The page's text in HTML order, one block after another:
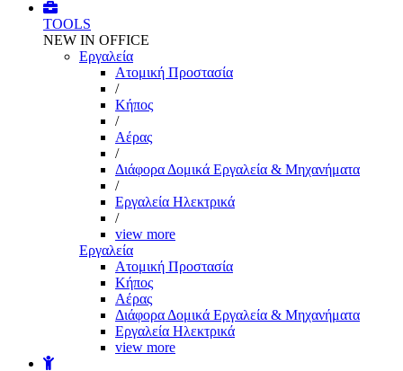
TOOLS
NEW IN OFFICE
Εργαλεία
Aτομική Προστασία
/
Kήπος
/
Αέρας
/
Διάφορα Δομικά Εργαλεία & Μηχανήματα
/
Εργαλεία Ηλεκτρικά
/
view more
Εργαλεία
Aτομική Προστασία
Kήπος
Αέρας
Διάφορα Δομικά Εργαλεία & Μηχανήματα
Εργαλεία Ηλεκτρικά
view more